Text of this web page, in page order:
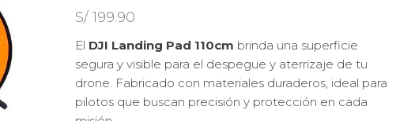
S/199.90
El DJI Landing Pad 110cm brinda una superficie
segura y visible para el despegue y aterrizaje de tu
drone. Fabricado con materiales duraderos, ideal para
pilotos que buscan precisión y protección en cada